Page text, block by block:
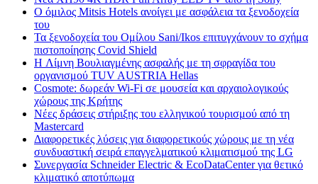
Ο όμιλος Mitsis Hotels ανοίγει με ασφάλεια τα ξενοδοχεία
του
Τα ξενοδοχεία του Ομίλου Sani/Ikos επιτυγχάνουν το σχήμα
πιστοποίησης Covid Shield
H Λίμνη Βουλιαγμένης ασφαλής με τη σφραγίδα του
οργανισμού TUV AUSTRIA Hellas
Cosmote: δωρεάν Wi-Fi σε μουσεία και αρχαιολογικούς
χώρους της Κρήτης
Νέες δράσεις στήριξης του ελληνικού τουρισμού από τη
Mastercard
Διαφορετικές λύσεις για διαφορετικούς χώρους με τη νέα
συνδυαστική σειρά επαγγελματικού κλιματισμού της LG
Συνεργασία Schneider Electric & EcoDataCenter για θετικό
κλιματικό αποτύπωμα